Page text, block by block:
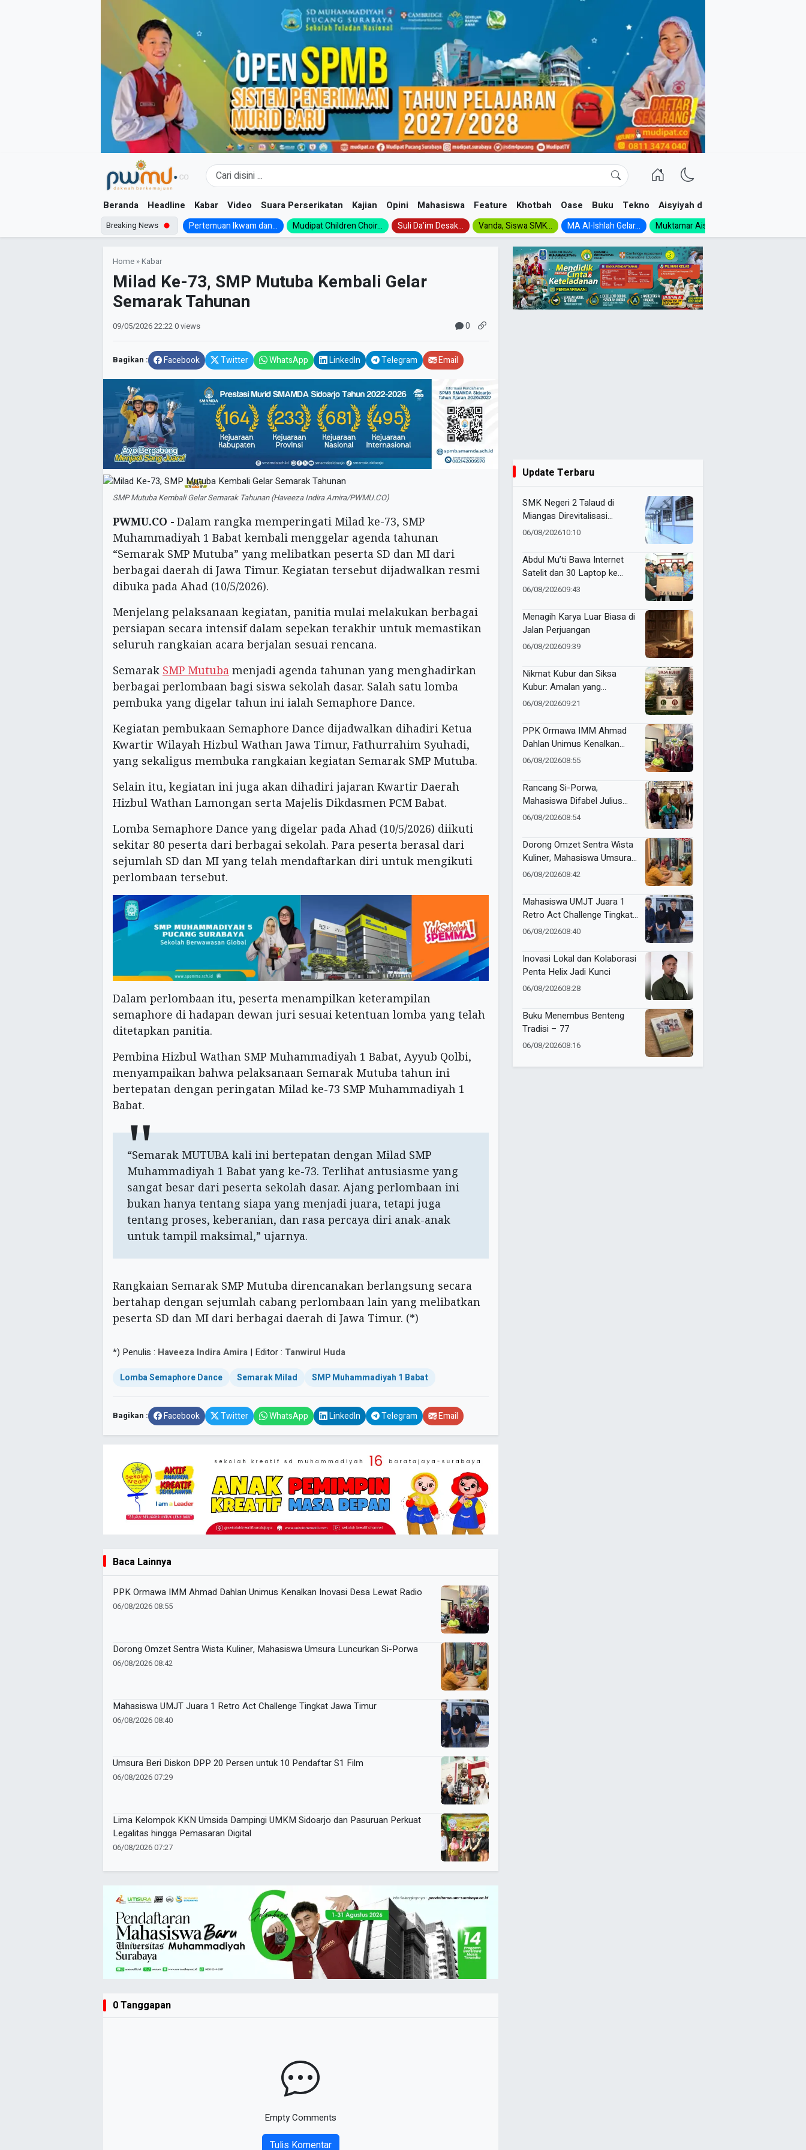
Beranda Headline Kabar Video Suara Perserikatan Kajian Opini Mahasiswa Feature Khotbah Oase Buku Tekno Aisyiyah dan NA
Breaking News Pertemuan Ikwam dan... Mudipat Children Choir... Suli Da’im Desak... Vanda, Siswa SMK... MA Al-Ishlah Gelar... Muktamar Aisyiyah 1926:...
Home »Kabar
Milad Ke-73, SMP Mutuba Kembali Gelar
Semarak Tahunan
09/05/202622:220 views 0
Bagikan : Facebook Twitter WhatsApp LinkedIn Telegram Email
SMP Mutuba Kembali Gelar Semarak Tahunan (Haveeza Indira Amira/PWMU.CO)
PWMU.CO - Dalam rangka memperingati Milad ke-73, SMP
Muhammadiyah 1 Babat kembali menggelar agenda tahunan
“Semarak SMP Mutuba” yang melibatkan peserta SD dan MI dari
berbagai daerah di Jawa Timur. Kegiatan tersebut dijadwalkan resmi
dibuka pada Ahad (10/5/2026).
Menjelang pelaksanaan kegiatan, panitia mulai melakukan berbagai
persiapan secara intensif dalam sepekan terakhir untuk memastikan
seluruh rangkaian acara berjalan sesuai rencana.
Semarak SMP Mutuba menjadi agenda tahunan yang menghadirkan
berbagai perlombaan bagi siswa sekolah dasar. Salah satu lomba
pembuka yang digelar tahun ini ialah Semaphore Dance.
Kegiatan pembukaan Semaphore Dance dijadwalkan dihadiri Ketua
Kwartir Wilayah Hizbul Wathan Jawa Timur, Fathurrahim Syuhadi,
yang sekaligus membuka rangkaian kegiatan Semarak SMP Mutuba.
Selain itu, kegiatan ini juga akan dihadiri jajaran Kwartir Daerah
Hizbul Wathan Lamongan serta Majelis Dikdasmen PCM Babat.
Lomba Semaphore Dance yang digelar pada Ahad (10/5/2026) diikuti
sekitar 80 peserta dari berbagai sekolah. Para peserta berasal dari
sejumlah SD dan MI yang telah mendaftarkan diri untuk mengikuti
perlombaan tersebut.
Dalam perlombaan itu, peserta menampilkan keterampilan
semaphore di hadapan dewan juri sesuai ketentuan lomba yang telah
ditetapkan panitia.
Pembina Hizbul Wathan SMP Muhammadiyah 1 Babat, Ayyub Qolbi,
menyampaikan bahwa pelaksanaan Semarak Mutuba tahun ini
bertepatan dengan peringatan Milad ke-73 SMP Muhammadiyah 1
Babat.
“Semarak MUTUBA kali ini bertepatan dengan Milad SMP
Muhammadiyah 1 Babat yang ke-73. Terlihat antusiasme yang
sangat besar dari peserta sekolah dasar. Ajang perlombaan ini
bukan hanya tentang siapa yang menjadi juara, tetapi juga
tentang proses, keberanian, dan rasa percaya diri anak-anak
untuk tampil maksimal,” ujarnya.
Rangkaian Semarak SMP Mutuba direncanakan berlangsung secara
bertahap dengan sejumlah cabang perlombaan lain yang melibatkan
peserta SD dan MI dari berbagai daerah di Jawa Timur. (*)
*) Penulis : Haveeza Indira Amira | Editor : Tanwirul Huda
Lomba Semaphore Dance Semarak Milad SMP Muhammadiyah 1 Babat
Bagikan : Facebook Twitter WhatsApp LinkedIn Telegram Email
Baca Lainnya
PPK Ormawa IMM Ahmad Dahlan Unimus Kenalkan Inovasi Desa Lewat Radio
06/08/2026 08:55
Dorong Omzet Sentra Wista Kuliner, Mahasiswa Umsura Luncurkan Si-Porwa
06/08/2026 08:42
Mahasiswa UMJT Juara 1 Retro Act Challenge Tingkat Jawa Timur
06/08/2026 08:40
Umsura Beri Diskon DPP 20 Persen untuk 10 Pendaftar S1 Film
06/08/2026 07:29
Lima Kelompok KKN Umsida Dampingi UMKM Sidoarjo dan Pasuruan Perkuat
Legalitas hingga Pemasaran Digital
06/08/2026 07:27
0 Tanggapan
Empty Comments
Tulis Komentar
Update Terbaru
SMK Negeri 2 Talaud di
Miangas Direvitalisasi
Setelah 21 Tahun, Pendidikan
06/08/202610:10
Abdul Mu’ti Bawa Internet
Satelit dan 30 Laptop ke
Miangas, Pendidikan di Ujung
06/08/202609:43
Menagih Karya Luar Biasa di
Jalan Perjuangan
06/08/202609:39
Nikmat Kubur dan Siksa
Kubur: Amalan yang
Mengantarkan ke Taman
06/08/202609:21
PPK Ormawa IMM Ahmad
Dahlan Unimus Kenalkan
Inovasi Desa Lewat Radio
06/08/202608:55
Rancang Si-Porwa,
Mahasiswa Difabel Julius
Kevin Serahkan Karya ke
06/08/202608:54
Dorong Omzet Sentra Wista
Kuliner, Mahasiswa Umsura
Luncurkan Si-Porwa
06/08/202608:42
Mahasiswa UMJT Juara 1
Retro Act Challenge Tingkat
Jawa Timur
06/08/202608:40
Inovasi Lokal dan Kolaborasi
Penta Helix Jadi Kunci
06/08/202608:28
Buku Menembus Benteng
Tradisi – 77
06/08/202608:16